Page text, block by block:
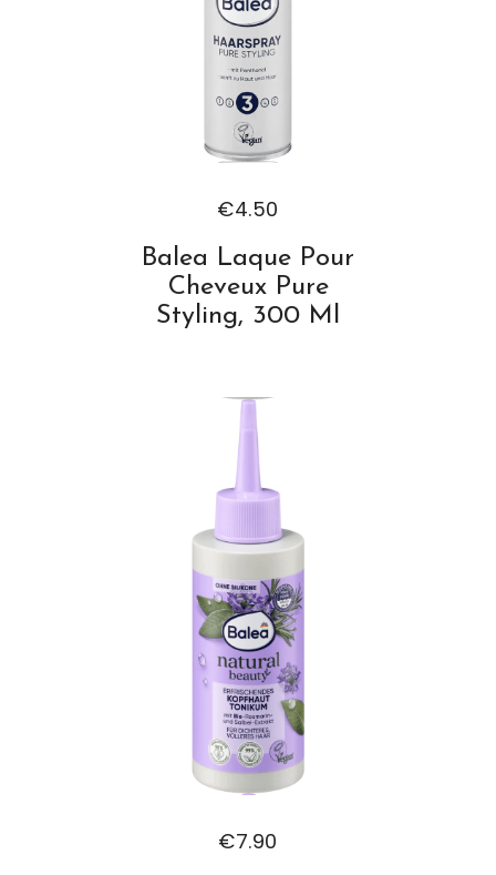
€4.50
Balea Laque Pour
Cheveux Pure
Styling, 300 Ml
€7.90